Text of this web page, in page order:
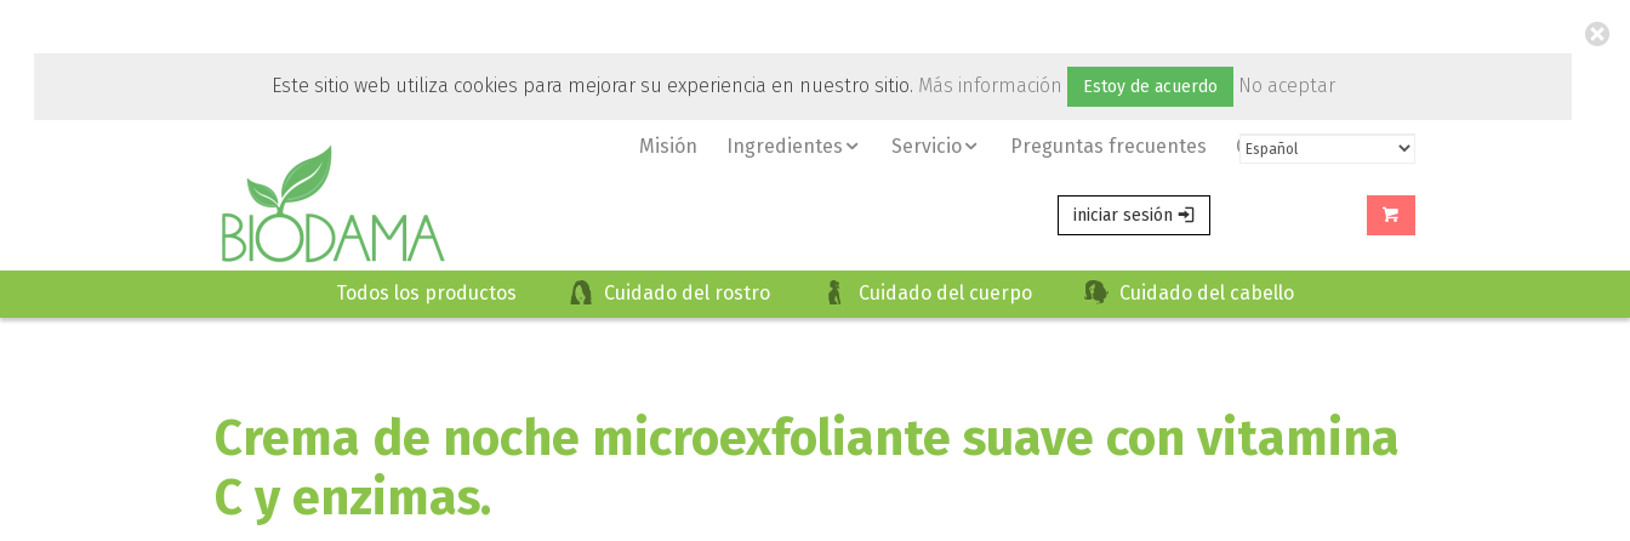
Este sitio web utiliza cookies para mejorar su experiencia en nuestro sitio. Más información Estoy de acuerdo No aceptar
Misión Ingredientes Servicio Preguntas frecuentes Contacto
iniciar sesión
Todos los productos Cuidado del rostro Cuidado del cuerpo Cuidado del cabello
Crema de noche microexfoliante suave con vitamina
C y enzimas.